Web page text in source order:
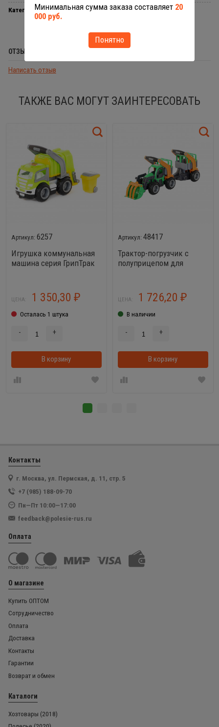
Категории Серия ГрипТрак
ОТЗЫВЫ (0)
Написать отзыв
ТАКЖЕ ВАС МОГУТ ЗАИНТЕРЕСОВАТЬ
6257
Игрушка коммунальная
машина серия ГрипТрак
ЦЕНА: 1 350,30 ₽
Осталась 1 штука
- +
В корзину
48417
Трактор-погрузчик с
полуприцепом для
ЦЕНА: 1 726,20 ₽
В наличии
- +
В корзину
Контакты
г. Москва, ул. Пермская, д. 11, стр. 5
+7 (985) 188-09-70
Пн—Пт 10:00—17:00
feedback@polesie-rus.ru
Оплата
О магазине
Купить ОПТОМ
Сотрудничество
Оплата
Доставка
Контакты
Гарантии
Возврат и обмен
Каталоги
Хозтовары (2018)
Минимальная сумма заказа составляет 20
000 руб.
Понятно